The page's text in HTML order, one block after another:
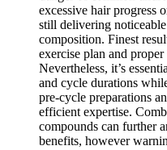
excessive hair progress
still delivering
composition. Finest
exercise plan and
Nevertheless, it’s
and cycle durations
pre-cycle preparations
efficient expertise.
compounds can further
benefits, however